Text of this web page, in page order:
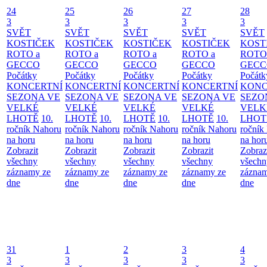
24
3
SVĚT
KOSTIČEK
ROTO a
GECCO
Počátky
KONCERTNÍ
SEZONA VE
VELKÉ
LHOTĚ 10.
ročník Nahoru
na horu
Zobrazit
všechny
záznamy ze
dne
25
3
SVĚT
KOSTIČEK
ROTO a
GECCO
Počátky
KONCERTNÍ
SEZONA VE
VELKÉ
LHOTĚ 10.
ročník Nahoru
na horu
Zobrazit
všechny
záznamy ze
dne
26
3
SVĚT
KOSTIČEK
ROTO a
GECCO
Počátky
KONCERTNÍ
SEZONA VE
VELKÉ
LHOTĚ 10.
ročník Nahoru
na horu
Zobrazit
všechny
záznamy ze
dne
27
3
SVĚT
KOSTIČEK
ROTO a
GECCO
Počátky
KONCERTNÍ
SEZONA VE
VELKÉ
LHOTĚ 10.
ročník Nahoru
na horu
Zobrazit
všechny
záznamy ze
dne
28
3
SVĚT
ročník
na
dne
31
3
1
3
2
3
3
3
4
3